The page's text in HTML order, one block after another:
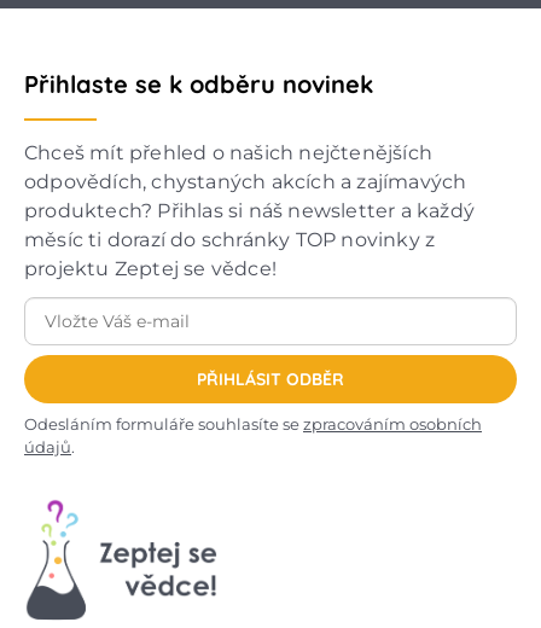
Přihlaste se k odběru novinek
Chceš mít přehled o našich nejčtenějších
odpovědích, chystaných akcích a zajímavých
produktech? Přihlas si náš newsletter a každý
měsíc ti dorazí do schránky TOP novinky z
projektu Zeptej se vědce!
PŘIHLÁSIT ODBĚR
Odesláním formuláře souhlasíte sezpracováním osobních
údajů.